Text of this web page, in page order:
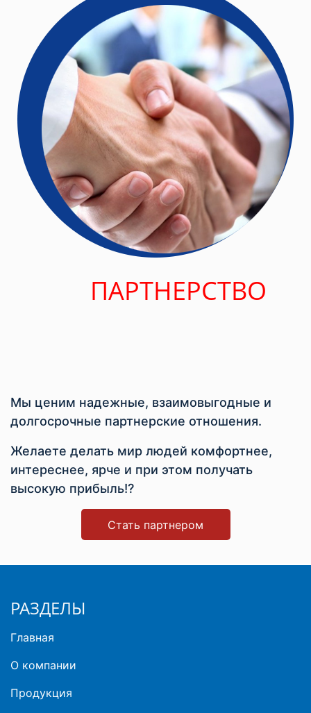
ПАРТНЕРСТВО
Мы ценим надежные, взаимовыгодные и
долгосрочные партнерские отношения.
Желаете делать мир людей комфортнее,
интереснее, ярче и при этом получать
высокую прибыль!?
Стать партнером
РАЗДЕЛЫ
Главная
О компании
Продукция